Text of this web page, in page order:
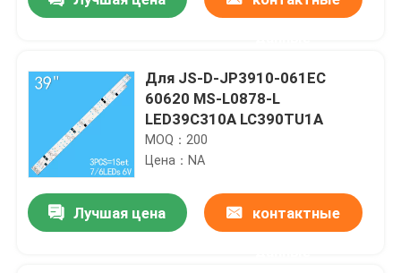
Для JS-D-JP3910-061EC
60620 MS-L0878-L
LED39C310A LC390TU1A
MOQ：200
Цена：NA
Лучшая цена контактные